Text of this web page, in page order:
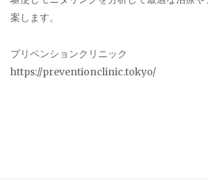
案します。
プリベンションクリニック
https://preventionclinic.tokyo/